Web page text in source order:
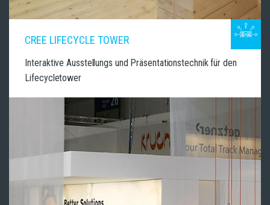
CREE LIFECYCLE TOWER
Interaktive Ausstellungs und Präsentationstechnik für den
Lifecycletower